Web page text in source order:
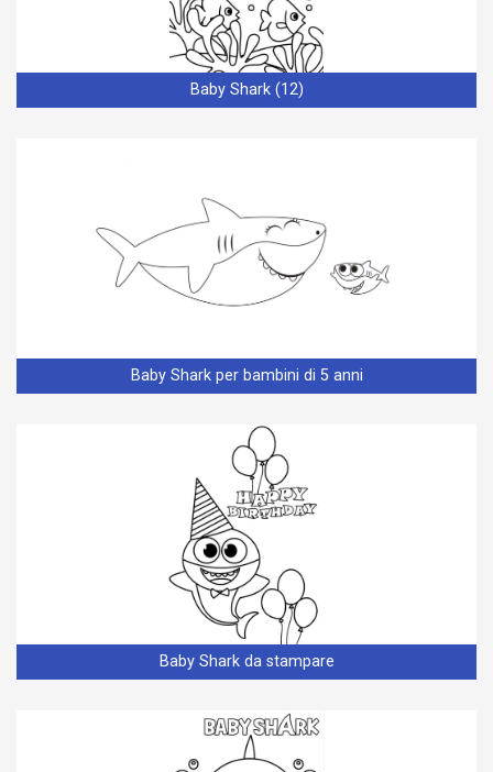
Baby Shark (12)
Baby Shark per bambini di 5 anni
Baby Shark da stampare